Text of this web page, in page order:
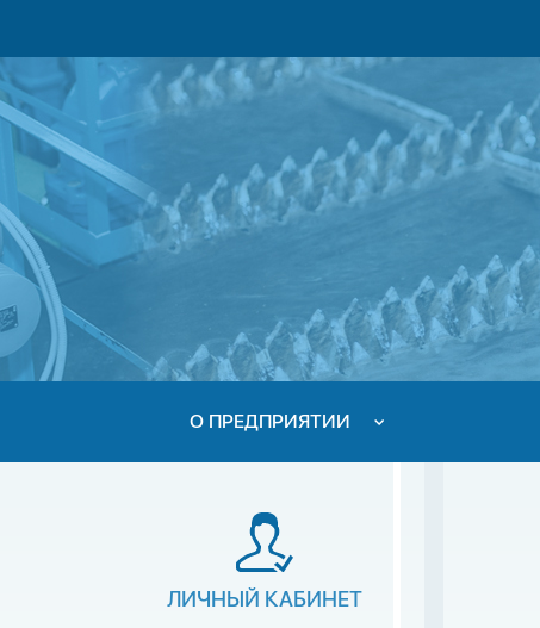
О ПРЕДПРИЯТИИ
ЛИЧНЫЙ КАБИНЕТ